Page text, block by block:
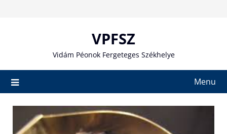
VPFSZ
Vidám Péonok Fergeteges Székhelye
Menu